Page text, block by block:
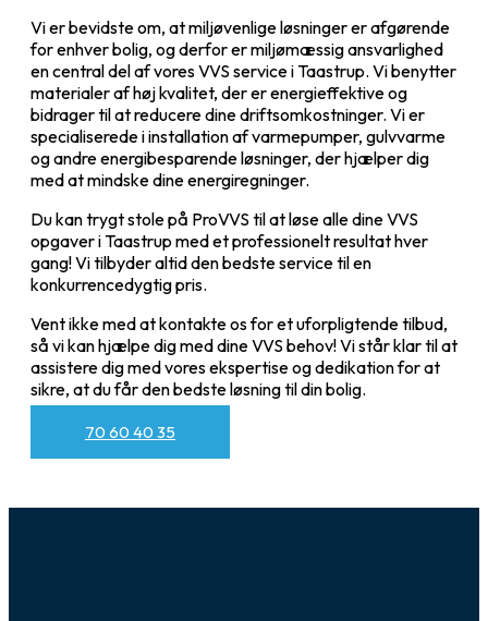
Vi er bevidste om, at miljøvenlige løsninger er afgørende
for enhver bolig, og derfor er miljømæssig ansvarlighed
en central del af vores VVS service i Taastrup. Vi benytter
materialer af høj kvalitet, der er energieffektive og
bidrager til at reducere dine driftsomkostninger. Vi er
specialiserede i installation af varmepumper, gulvvarme
og andre energibesparende løsninger, der hjælper dig
med at mindske dine energiregninger.
Du kan trygt stole på ProVVS til at løse alle dine VVS
opgaver i Taastrup med et professionelt resultat hver
gang! Vi tilbyder altid den bedste service til en
konkurrencedygtig pris.
Vent ikke med at kontakte os for et uforpligtende tilbud,
så vi kan hjælpe dig med dine VVS behov! Vi står klar til at
assistere dig med vores ekspertise og dedikation for at
sikre, at du får den bedste løsning til din bolig.
70 60 40 35